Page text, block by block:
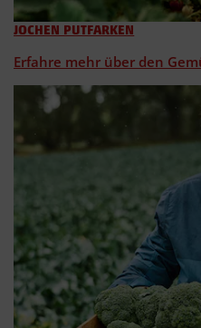
JOCHEN PUTFARKEN
Erfahre mehr über den